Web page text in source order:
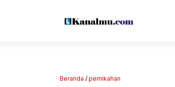
Beranda / pernikahan